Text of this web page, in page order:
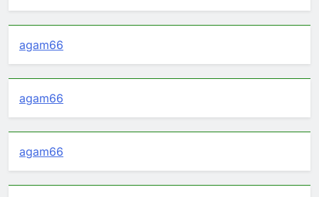
agam66
agam66
agam66